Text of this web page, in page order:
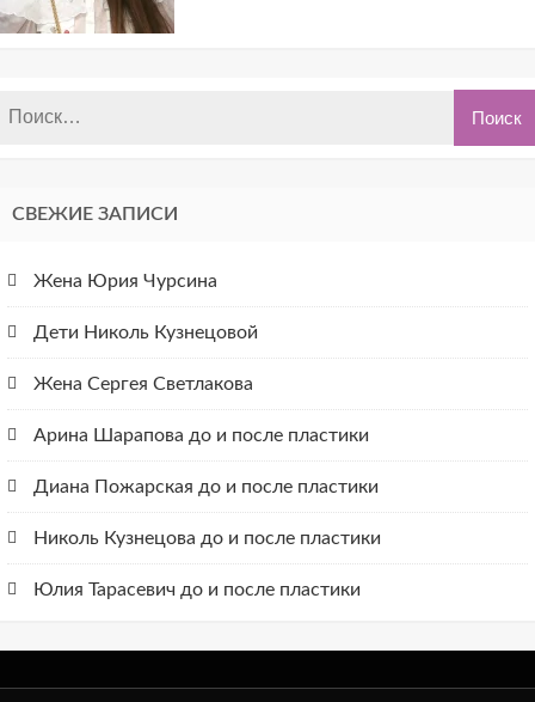
СВЕЖИЕ ЗАПИСИ
Жена Юрия Чурсина
Дети Николь Кузнецовой
Жена Сергея Светлакова
Арина Шарапова до и после пластики
Диана Пожарская до и после пластики
Николь Кузнецова до и после пластики
Юлия Тарасевич до и после пластики